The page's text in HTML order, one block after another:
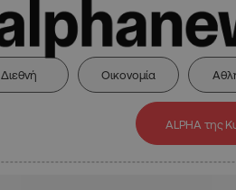
Διεθνή Οικονομία
ALPHA της